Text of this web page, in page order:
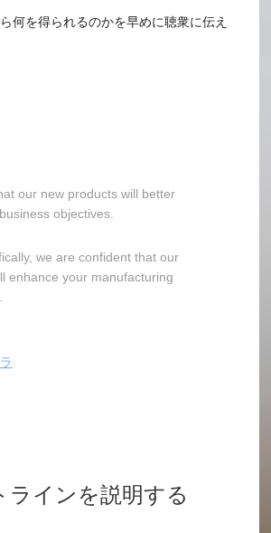
何を得られるのかを早めに聴衆に伝え
our new products will better
objectives.
we are confident that our
enhance your manufacturing
ラインを説明する